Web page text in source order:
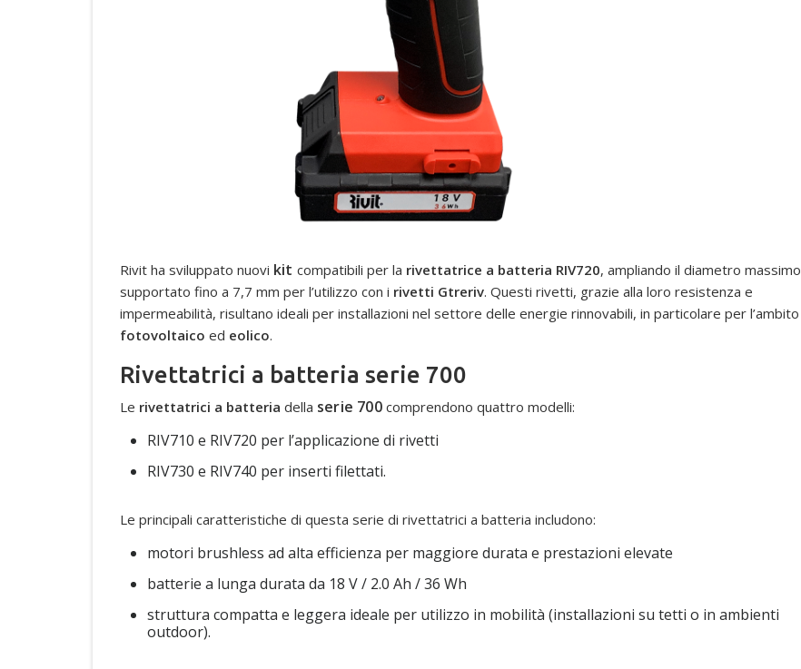
Rivit ha sviluppato nuovi kit compatibili per la rivettatrice a batteria RIV720, ampliando il diametro massimo
supportato fino a 7,7 mm per l’utilizzo con i rivetti Gtreriv. Questi rivetti, grazie alla loro resistenza e
impermeabilità, risultano ideali per installazioni nel settore delle energie rinnovabili, in particolare per l’ambito
fotovoltaico ed eolico.
Rivettatrici a batteria serie 700
Le rivettatrici a batteria della serie 700comprendono quattro modelli:
RIV710 e RIV720 per l’applicazione di rivetti
RIV730 e RIV740 per inserti filettati.
Le principali caratteristiche di questa serie di rivettatrici a batteria includono:
motori brushless ad alta efficienza per maggiore durata e prestazioni elevate
batterie a lunga durata da 18 V / 2.0 Ah / 36 Wh
struttura compatta e leggera ideale per utilizzo in mobilità (installazioni su tetti o in ambienti
outdoor).